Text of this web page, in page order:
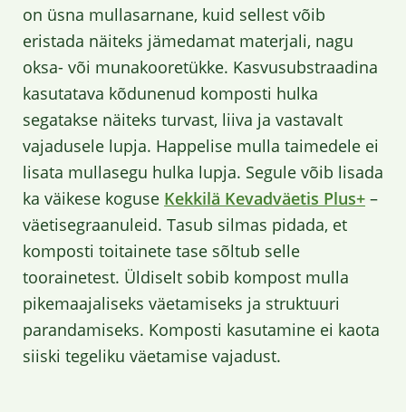
on üsna mullasarnane, kuid sellest võib
eristada näiteks jämedamat materjali, nagu
oksa- või munakooretükke. Kasvusubstraadina
kasutatava kõdunenud komposti hulka
segatakse näiteks turvast, liiva ja vastavalt
vajadusele lupja. Happelise mulla taimedele ei
lisata mullasegu hulka lupja. Segule võib lisada
ka väikese koguse Kekkilä Kevadväetis Plus+ –
väetisegraanuleid. Tasub silmas pidada, et
komposti toitainete tase sõltub selle
toorainetest. Üldiselt sobib kompost mulla
pikemaajaliseks väetamiseks ja struktuuri
parandamiseks. Komposti kasutamine ei kaota
siiski tegeliku väetamise vajadust.